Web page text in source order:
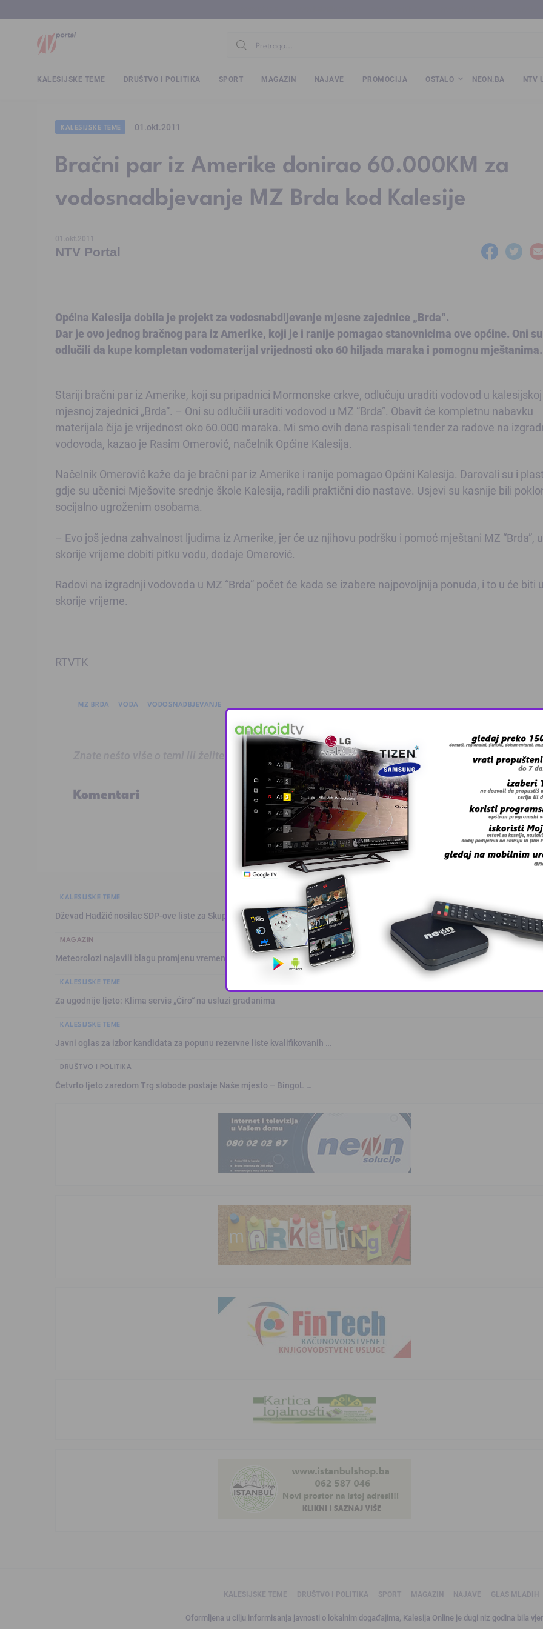
KALESIJSKE TEME DRUŠTVO I POLITIKA SPORT MAGAZIN NAJAVE PROMOCIJA OSTALO NEON.BA NTV
KALESIJSKE TEME 01.okt.2011
Bračni par iz Amerike donirao 60.000KM za
vodosnadbjevanje MZ Brda kod Kalesije
01.okt.2011
NTV Portal
Općina Kalesija dobila je projekt za vodosnabdijevanje mjesne zajednice „Brda“.
Dar je ovo jednog bračnog para iz Amerike, koji je i ranije pomagao stanovnicima ove općine. Oni su
odlučili da kupe kompletan vodomaterijal vrijednosti oko 60 hiljada maraka i pomognu mještanima.
Stariji bračni par iz Amerike, koji su pripadnici Mormonske crkve, odlučuju uraditi vodovod u kalesijskoj
mjesnoj zajednici „Brda“. – Oni su odlučili uraditi vodovod u MZ “Brda”. Obavit će kompletnu nabavku
materijala čija je vrijednost oko 60.000 maraka. Mi smo ovih dana raspisali tender za radove na
vodovoda, kazao je Rasim Omerović, načelnik Općine Kalesija.
Načelnik Omerović kaže da je bračni par iz Amerike i ranije pomagao Općini Kalesija. Darovali su i
gdje su učenici Mješovite srednje škole Kalesija, radili praktični dio nastave. Usjevi su kasnije bili
socijalno ugroženim osobama.
– Evo još jedna zahvalnost ljudima iz Amerike, jer će uz njihovu podršku i pomoć mještani MZ “Brda”, u
skorije vrijeme dobiti pitku vodu, dodaje Omerović.
Radovi na izgradnji vodovoda u MZ “Brda” počet će kada se izabere najpovoljnija ponuda, i to u će biti
skorije vrijeme.
RTVTK
MZ BRDA VODA VODOSNADBJEVANJE
Znate nešto više o temi ili želite prijaviti grešku u tekstu?
Komentari
KALESIJSKE TEME
Dževad Hadžić nosilac SDP-ove liste za Skupštinu Tuzlanskog kanton …
MAGAZIN
Meteorolozi najavili blagu promjenu vremena: Sutra pljuskovi i grmljav …
KALESIJSKE TEME
Za ugodnije ljeto: Klima servis „Ćiro“ na usluzi građanima
KALESIJSKE TEME
Javni oglas za izbor kandidata za popunu rezervne liste kvalifikovanih …
DRUŠTVO I POLITIKA
Četvrto ljeto zaredom Trg slobode postaje Naše mjesto – BingoL …
KALESIJSKE TEME DRUŠTVO I POLITIKA SPORT MAGAZIN NAJAVE GLAS MLADIH
Oformljena u cilju informisanja javnosti o lokalnim događajima, Kalesija Online je dugi niz godina bila